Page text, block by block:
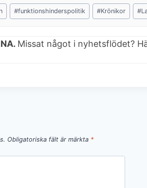
#funktionshinderspolitik #Krönikor #
Missat något i nyhetsflödet?
Obligatoriska fält är märkta *